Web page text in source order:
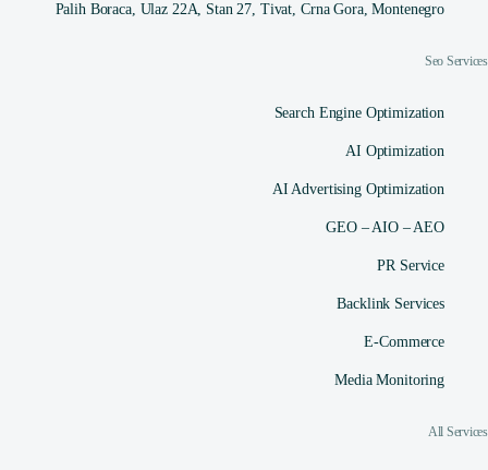
Palih Boraca, Ulaz 22A, Stan 27, Tivat, Crna Gora, Montenegro
Seo Services
Search Engine Optimization
AI Optimization
AI Advertising Optimization
GEO – AIO – AEO
PR Service
Backlink Services
E-Commerce
Media Monitoring
All Services